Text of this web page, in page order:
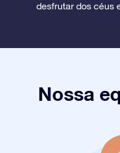
desfrutar dos céus
Nossa